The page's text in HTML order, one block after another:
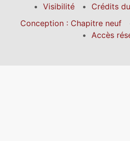
Visibilité
Crédits
Conception : Chapitre neuf
Accès